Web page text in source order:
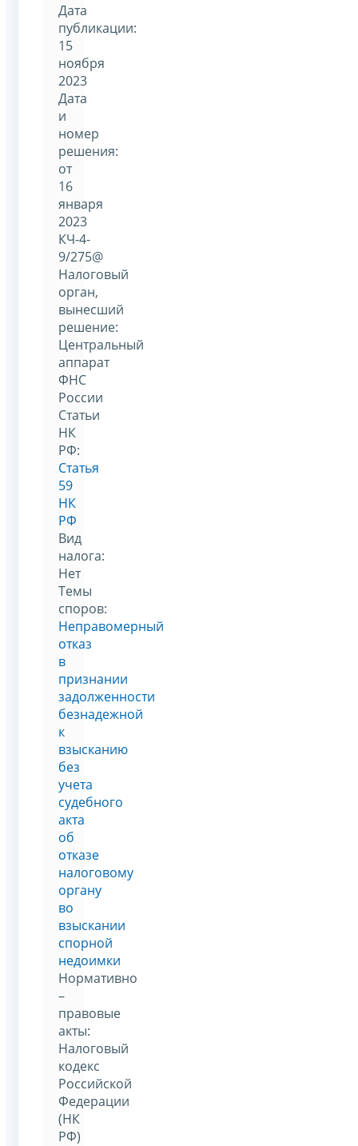
Дата
публикации:
15
ноября
2023
Дата
и
номер
решения:
от
16
января
2023
КЧ-4-
9/275@
Налоговый
орган,
вынесший
решение:
Центральный
аппарат
ФНС
России
Статьи
НК
РФ:
Статья
59
НК
РФ
Вид
налога:
Нет
Темы
споров:
Неправомерный
отказ
в
признании
задолженности
безнадежной
к
взысканию
без
учета
судебного
акта
об
отказе
налоговому
органу
во
взыскании
спорной
недоимки
Нормативно
–
правовые
акты:
Налоговый
кодекс
Российской
Федерации
(НК
РФ)